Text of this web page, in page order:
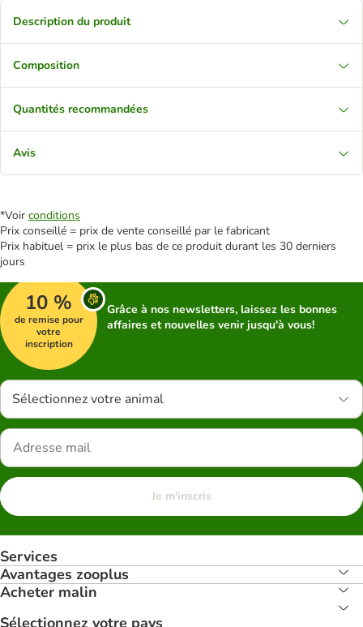
Description du produit
Composition
Quantités recommandées
Avis
*Voir conditions
Prix conseillé = prix de vente conseillé par le fabricant
Prix habituel = prix le plus bas de ce produit durant les 30 derniers
jours
10 %
de remise pour
votre
inscription
Grâce à nos newsletters, laissez les bonnes
affaires et nouvelles venir jusqu'à vous!
Sélectionnez votre animal
Je m'inscris
Services
Avantages zooplus
Acheter malin
Sélectionnez votre pays